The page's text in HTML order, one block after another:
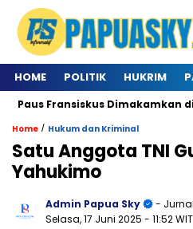
HOME POLITIK HUKRIM
Paus Fransiskus Dimakamkan di
Home / Hukum dan Kriminal
Satu Anggota TNI
Yahukimo
Admin Papua Sky
-
Selasa, 17 Juni 2025 - 11:52 WIT